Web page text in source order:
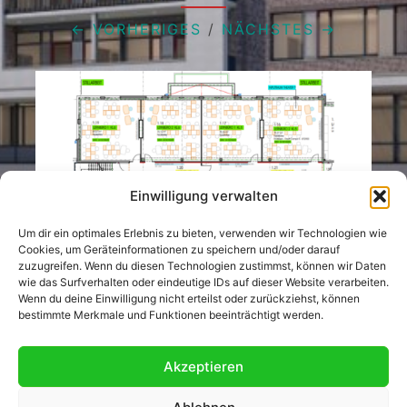
Einwilligung verwalten
Um dir ein optimales Erlebnis zu bieten, verwenden wir Technologien wie
Cookies, um Geräteinformationen zu speichern und/oder darauf
zuzugreifen. Wenn du diesen Technologien zustimmst, können wir Daten
wie das Surfverhalten oder eindeutige IDs auf dieser Website verarbeiten.
Wenn du deine Einwilligung nicht erteilst oder zurückziehst, können
bestimmte Merkmale und Funktionen beeinträchtigt werden.
Akzeptieren
← VORHERIGES / NÄCHSTES →
Sowohl Kommentare Als Auch Trackbacks